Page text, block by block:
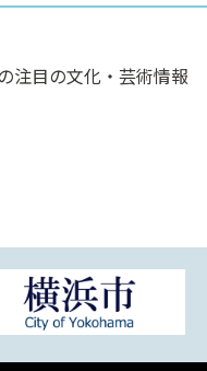
注目の文化・芸術情報